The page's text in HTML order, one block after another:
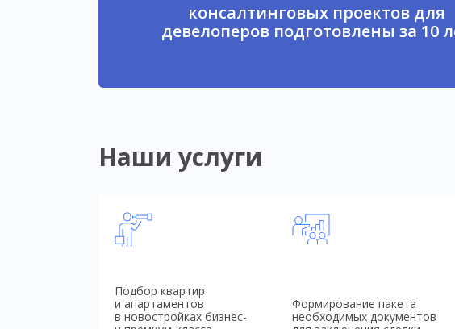
консалтинговых проектов для
девелоперов подготовлены за 10
Наши услуги
Подбор квартир
и апартаментов
в новостройках бизнес-
Формирование пакета
необходимых документов